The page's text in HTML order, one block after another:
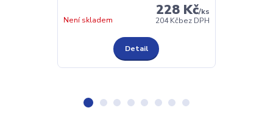
228 Kč/ks
204 Kčbez DPH
Není skladem
Detail